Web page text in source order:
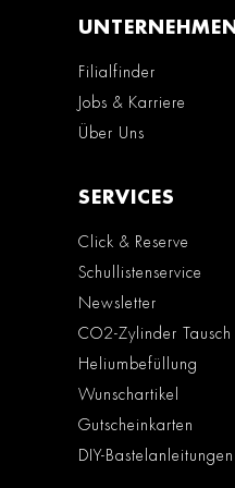
UNTERNEHMEN
Filialfinder
Jobs & Karriere
Über Uns
SERVICES
Click & Reserve
Schullistenservice
Newsletter
CO2-Zylinder Tausch
Heliumbefüllung
Wunschartikel
Gutscheinkarten
DIY-Bastelanleitungen